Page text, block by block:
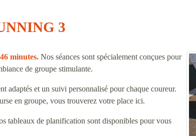
3
minutes. Nos séances sont spécialement conçues pour
de groupe stimulante.
adaptés et un suivi personnalisé pour chaque coureur.
en groupe, vous trouverez votre place ici.
tableaux de planification sont disponibles pour vous